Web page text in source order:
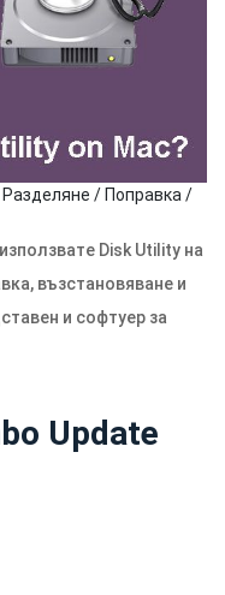
Разделяне / Поправка /
Disk Utility на
възстановяване и
и софтуер за
Update